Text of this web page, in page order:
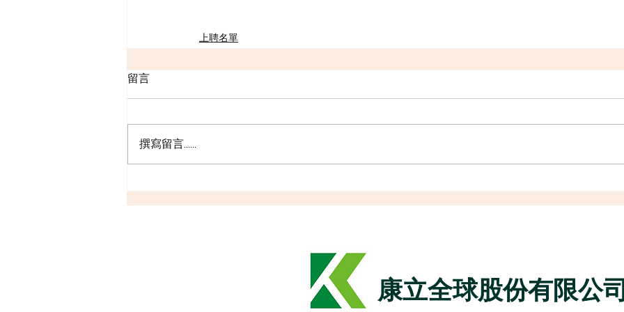
上聘名單
留言
撰寫留言......
康立全球股份有限公